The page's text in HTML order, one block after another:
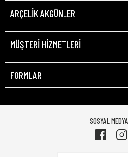
ARÇELİK AKGÜNLER
MÜŞTERİ HİZMETLERİ
FORMLAR
SOSYAL MEDYA